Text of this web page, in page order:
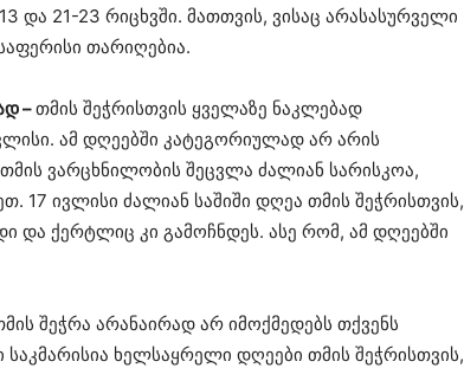
და 21-23 რიცხვში. მათთვის, ვისაც არასასურველი
თარიღებია.
–თმის შეჭრისთვის ყველაზე ნაკლებად
ამ დღეებში კატეგორიულად არ არის
ვარცხნილობის შეცვლა ძალიან სარისკოა,
17 ივლისი ძალიან საშიში დღეა თმის შეჭრისთვის,
და ქერტლიც კი გამოჩნდეს. ასე რომ, ამ დღეებში
შეჭრა არანაირად არ იმოქმედებს თქვენს
საკმარისია ხელსაყრელი დღეები თმის შეჭრისთვის,